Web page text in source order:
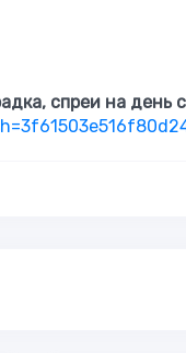
спреи на день